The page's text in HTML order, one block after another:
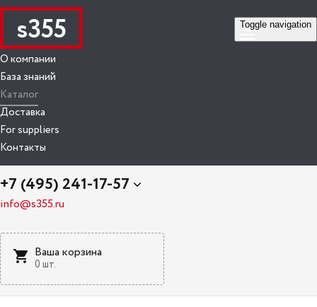
s355 Toggle navigation
О компании
База знаний
Каталог
Доставка
For suppliers
Контакты
+7 (495) 241-17-57
info@s355.ru
Ваша корзина
0 шт.